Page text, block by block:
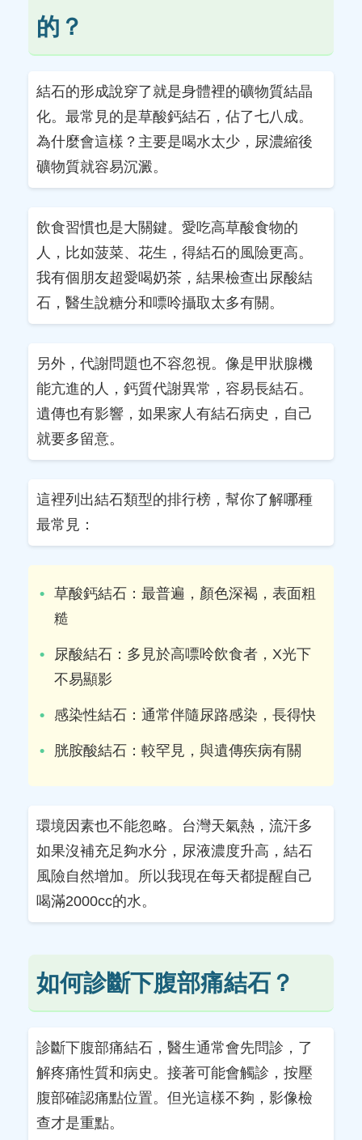
的？
結石的形成說穿了就是身體裡的礦物質結晶
化。最常見的是草酸鈣結石，佔了七八成。
為什麼會這樣？主要是喝水太少，尿濃縮後
礦物質就容易沉澱。
飲食習慣也是大關鍵。愛吃高草酸食物的
人，比如菠菜、花生，得結石的風險更高。
我有個朋友超愛喝奶茶，結果檢查出尿酸結
石，醫生說糖分和嘌呤攝取太多有關。
另外，代謝問題也不容忽視。像是甲狀腺機
能亢進的人，鈣質代謝異常，容易長結石。
遺傳也有影響，如果家人有結石病史，自己
就要多留意。
這裡列出結石類型的排行榜，幫你了解哪種
最常見：
草酸鈣結石：最普遍，顏色深褐，表面粗
糙
尿酸結石：多見於高嘌呤飲食者，X光下
不易顯影
感染性結石：通常伴隨尿路感染，長得快
胱胺酸結石：較罕見，與遺傳疾病有關
環境因素也不能忽略。台灣天氣熱，流汗多
如果沒補充足夠水分，尿液濃度升高，結石
風險自然增加。所以我現在每天都提醒自己
喝滿2000cc的水。
如何診斷下腹部痛結石？
診斷下腹部痛結石，醫生通常會先問診，了
解疼痛性質和病史。接著可能會觸診，按壓
腹部確認痛點位置。但光這樣不夠，影像檢
查才是重點。